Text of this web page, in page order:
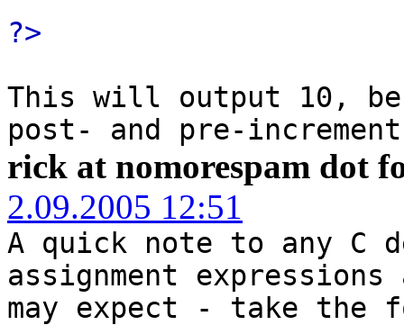
?>
This will output 10,
post- and pre-
rick at nomorespam dot
2.09.2005 12:51
A quick note to any C
assignment
may expect - take the